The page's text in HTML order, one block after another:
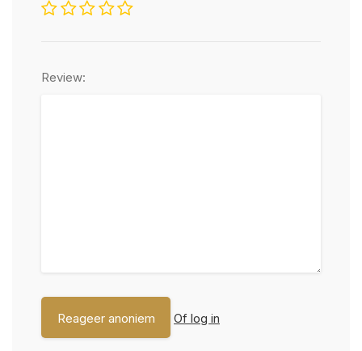
Review:
Of log in